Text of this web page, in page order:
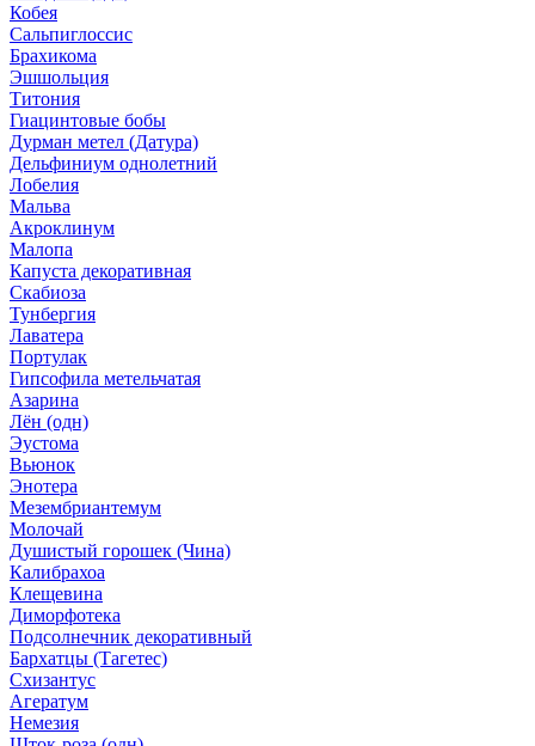
Кобея
Сальпиглоссис
Брахикома
Эшшольция
Титония
Гиацинтовые бобы
Дурман метел (Датура)
Дельфиниум однолетний
Лобелия
Мальва
Акроклинум
Малопа
Капуста декоративная
Скабиоза
Тунбергия
Лаватера
Портулак
Гипсофила метельчатая
Азарина
Лён (одн)
Эустома
Вьюнок
Энотера
Мезембриантемум
Молочай
Душистый горошек (Чина)
Калибрахоа
Клещевина
Диморфотека
Подсолнечник декоративный
Бархатцы (Тагетес)
Схизантус
Агератум
Немезия